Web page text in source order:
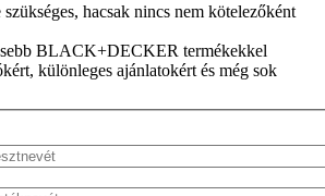
hacsak nincs nem kötelezőként
BLACK+DECKER termékekkel
különleges ajánlatokért és még sok